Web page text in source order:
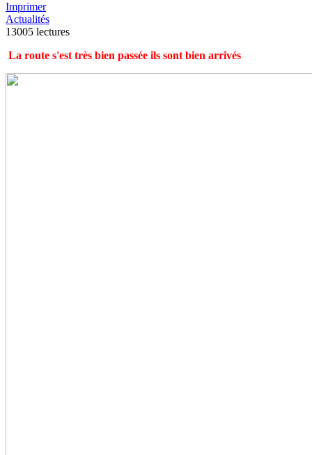
Imprimer
Actualités
13005 lectures
La route s'est très bien passée ils sont bien arrivés